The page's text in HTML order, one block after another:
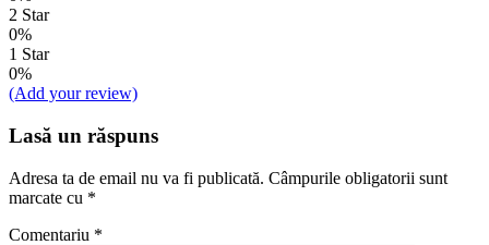
2 Star
0%
1 Star
0%
(Add your review)
Lasă un răspuns
Adresa ta de email nu va fi publicată. Câmpurile obligatorii sunt
marcate cu *
Comentariu *